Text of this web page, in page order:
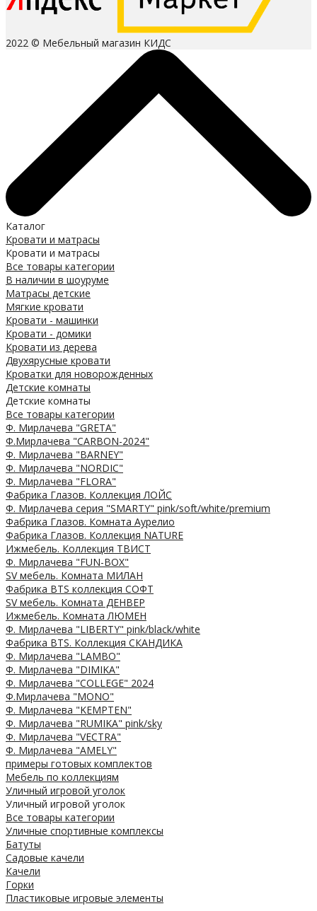
2022 © Мебельный магазин КИДС
Каталог
Кровати и матрасы
Кровати и матрасы
Все товары категории
В наличии в шоуруме
Матрасы детские
Мягкие кровати
Кровати - машинки
Кровати - домики
Кровати из дерева
Двухярусные кровати
Кроватки для новорожденных
Детские комнаты
Детские комнаты
Все товары категории
Ф. Мирлачева "GRETA"
Ф.Мирлачева "CARBON-2024"
Ф. Мирлачева "BARNEY"
Ф. Мирлачева "NORDIC"
Ф. Мирлачева "FLORA"
Фабрика Глазов. Коллекция ЛОЙС
Ф. Мирлачева серия "SMARTY" pink/soft/white/premium
Фабрика Глазов. Комната Аурелио
Фабрика Глазов. Коллекция NATURE
Ижмебель. Коллекция ТВИСТ
Ф. Мирлачева "FUN-BOX"
SV мебель. Комната МИЛАН
Фабрика BTS коллекция СОФТ
SV мебель. Комната ДЕНВЕР
Ижмебель. Комната ЛЮМЕН
Ф. Мирлачева "LIBERTY" pink/black/white
Фабрика BTS. Коллекция СКАНДИКА
Ф. Мирлачева "LAMBO"
Ф. Мирлачева "DIMIKA"
Ф. Мирлачева "COLLEGE" 2024
Ф.Мирлачева "MONO"
Ф. Мирлачева "KEMPTEN"
Ф. Мирлачева "RUMIKA" pink/sky
Ф. Мирлачева "VECTRA"
Ф. Мирлачева "AMELY"
примеры готовых комплектов
Мебель по коллекциям
Уличный игровой уголок
Уличный игровой уголок
Все товары категории
Уличные спортивные комплексы
Батуты
Садовые качели
Качели
Горки
Пластиковые игровые элементы